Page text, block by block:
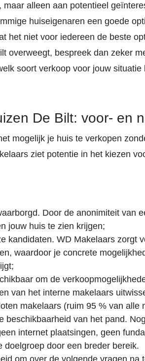
alleen aan potentieel
huiseigenaren een goede
het niet voor iedereen de beste
overweegt, bespreek dan zeker
soort verkoop voor jouw situatie
De Bilt: voor- en
mogelijk je huis te verkopen
ziet potentie in het kiezen
Door de anonimiteit van
jouw huis te zien krijgen;
kandidaten. WD Makelaars zorgt
waardoor je concrete
om de
van het interne makelaars
makelaars (ruim 95 % van alle
beschikbaarheid van het pand.
internet plaatsingen, geen
doelgroep door een breder bereik.
om over de volgende vragen na